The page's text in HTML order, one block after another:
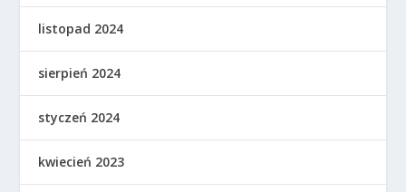
listopad 2024
sierpień 2024
styczeń 2024
kwiecień 2023